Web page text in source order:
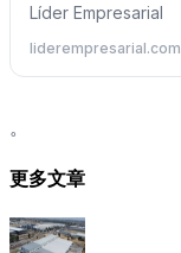
Líder Empresarial
liderempresarial.com
。
更多文章